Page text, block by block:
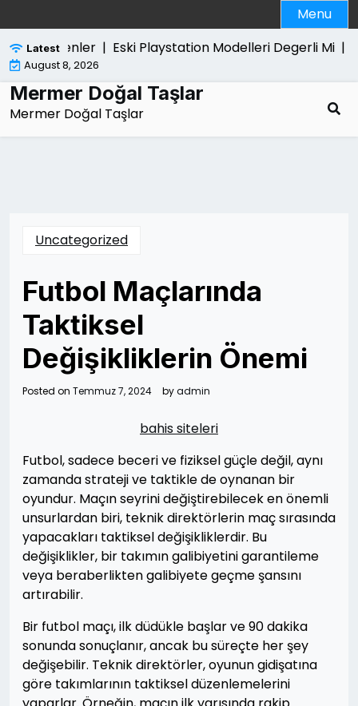
to
content
Menu
Latest
Edilenler |Eski Playstation Modelleri Degerli Mi |
August 8, 2026
Mermer Doğal Taşlar
Mermer Doğal Taşlar
Uncategorized
Futbol Maçlarında
Taktiksel
Değişikliklerin Önemi
Posted on Temmuz 7, 2024 byadmin
bahis siteleri
Futbol, sadece beceri ve fiziksel güçle değil, aynı
zamanda strateji ve taktikle de oynanan bir
oyundur. Maçın seyrini değiştirebilecek en önemli
unsurlardan biri, teknik direktörlerin maç sırasında
yapacakları taktiksel değişikliklerdir. Bu
değişiklikler, bir takımın galibiyetini garantileme
veya beraberlikten galibiyete geçme şansını
artırabilir.
Bir futbol maçı, ilk düdükle başlar ve 90 dakika
sonunda sonuçlanır, ancak bu süreçte her şey
değişebilir. Teknik direktörler, oyunun gidişatına
göre takımlarının taktiksel düzenlemelerini